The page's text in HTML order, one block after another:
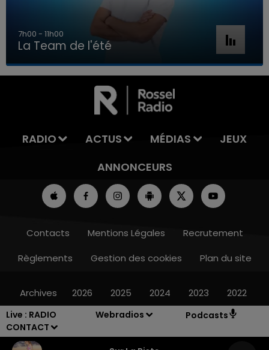
Live : RADIO
CONTACT
Webradios Podcasts
LA TEAM DE L'ÉTÉ
7h00 - 11h00
La Team de l'été
RADIO ACTUS MÉDIAS
JEUX
ANNONCEURS
Contacts Mentions Légales
Recrutement
Règlements
Gestion des cookies Plan du site
Archives 2026 2025 2024 2023 2022